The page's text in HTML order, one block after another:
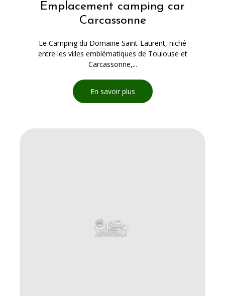
Emplacement camping car
Carcassonne
Le Camping du Domaine Saint-Laurent, niché
entre les villes emblématiques de Toulouse et
Carcassonne,...
En savoir plus